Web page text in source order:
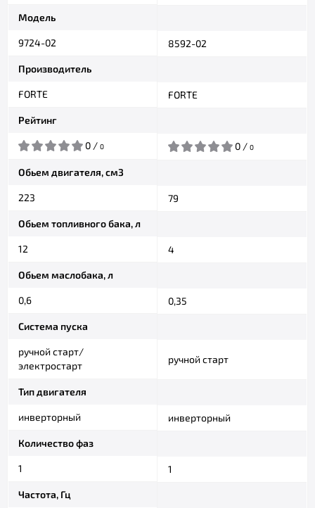
Модель
9724-02
Производитель
FORTE
Рейтинг
0 / 0
Обьем двигателя, см3
223
Обьем топливного бака, л
12
Обьем маслобака, л
0,6
Система пуска
ручной старт/
электростарт
Тип двигателя
инверторный
Количество фаз
1
Частота, Гц
8592-02
FORTE
0 / 0
79
4
0,35
ручной старт
инверторный
1